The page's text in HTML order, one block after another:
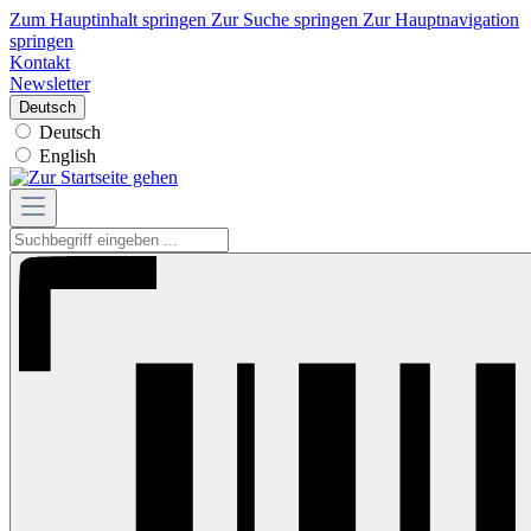
Zum Hauptinhalt springen Zur Suche springen Zur Hauptnavigation
springen
Kontakt
Newsletter
Deutsch
Deutsch
English